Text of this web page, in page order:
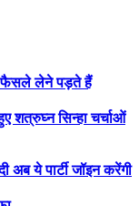
फैसले लेने पड़ते हैं
शत्रुघ्न सिन्हा चर्चाओं
अब ये पार्टी जॉइन करेंगी